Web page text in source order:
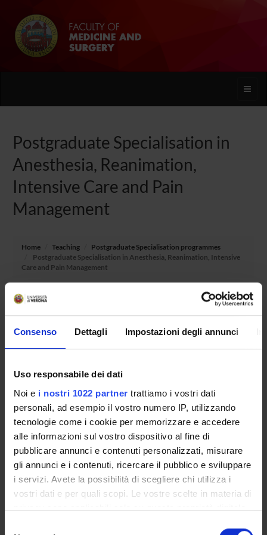
Consenso Dettagli Impostazioni degli annunci
Uso responsabile dei dati
Noi e i nostri 1022 partner trattiamo i vostri dati
personali, ad esempio il vostro numero IP, utilizzando
tecnologie come i cookie per memorizzare e accedere
alle informazioni sul vostro dispositivo al fine di
pubblicare annunci e contenuti personalizzati, misurare
gli annunci e i contenuti, ricercare il pubblico e sviluppare
i servizi. Avete la possibilità di scegliere chi utilizza i
vostri dati e per quali scopi. Le vostre scelte in materia di
privacy sono applicabili solo su questa proprietà digitale
Toggle
Postgraduate Specialisation in
Anesthesia, Reanimation,
Intensive Care and Pain
Management
Home Teaching
Postgraduate Specialisation programmes
Postgraduate Specialisation in Anesthesia, Reanimation, Intensive
Care and Pain Management
Enrolment Procedures and Admission Requirements
Notices
Governing bodies
Rete formativa
International Students
OFFERTA FORMATIVA